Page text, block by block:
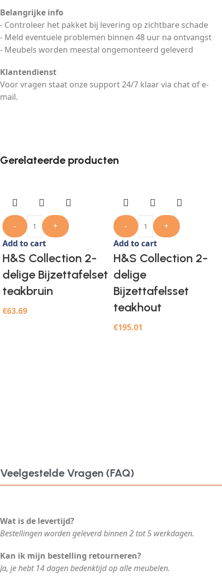
Belangrijke info
- Controleer het pakket bij levering op zichtbare schade
- Meld eventuele problemen binnen 48 uur na ontvangst
- Meubels worden meestal ongemonteerd geleverd
Klantendienst
Voor vragen staat onze support 24/7 klaar via chat of e-
mail.
Gerelateerde producten
-
+
Add to cart
H&S Collection 2-
delige Bijzettafelset
teakbruin
€63.69
-
+
Add to cart
H&S Collection 2-
delige
Bijzettafelsset
teakhout
€195.01
Veelgestelde Vragen (FAQ)
Wat is de levertijd?
Bestellingen worden geleverd binnen 2 tot 5 werkdagen.
Kan ik mijn bestelling retourneren?
Ja, je hebt 14 dagen bedenktijd op alle meubelen.